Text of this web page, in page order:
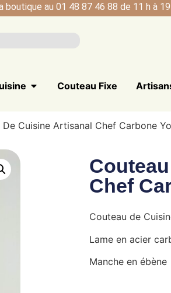
au 01 48 87 46 88 de 11 h à 19
Couteau Fixe
Cuisine Artisanal Chef Carbone
Chef
Couteau de
Lame en acier
Manche en ébène